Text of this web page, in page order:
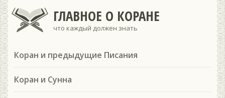
ГЛАВНОЕ О КОРАНЕ
что каждый должен знать
Коран и предыдущие Писания
Коран и Сунна